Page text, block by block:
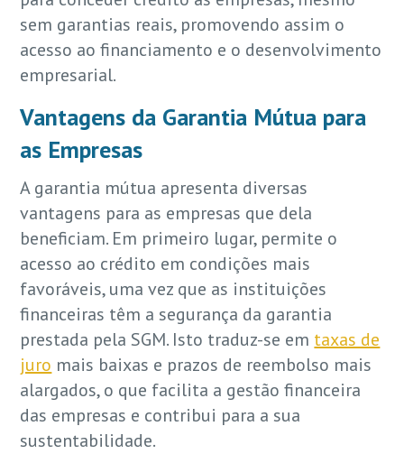
sem garantias reais, promovendo assim o
acesso ao financiamento e o desenvolvimento
empresarial.
Vantagens da Garantia Mútua para
as Empresas
A garantia mútua apresenta diversas
vantagens para as empresas que dela
beneficiam. Em primeiro lugar, permite o
acesso ao crédito em condições mais
favoráveis, uma vez que as instituições
financeiras têm a segurança da garantia
prestada pela SGM. Isto traduz-se em taxas de
juro mais baixas e prazos de reembolso mais
alargados, o que facilita a gestão financeira
das empresas e contribui para a sua
sustentabilidade.